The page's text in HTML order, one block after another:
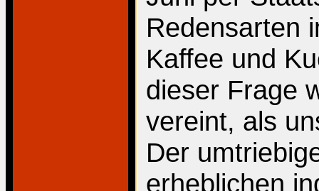
Redensarten
Kaffee und
dieser Frage
vereint, als
Der
erheblichen